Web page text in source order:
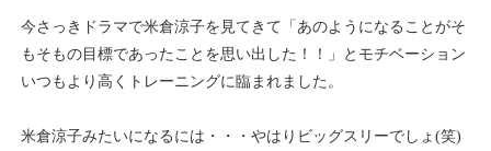
今さっきドラマで米倉涼子を見てきて「あのようになることがそ
もそもの目標であったことを思い出した！！」とモチベーション
いつもより高くトレーニングに臨まれました。
米倉涼子みたいになるには・・・やはりビッグスリーでしょ(笑)